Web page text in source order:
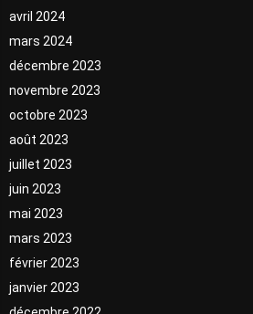
avril 2024
mars 2024
décembre 2023
novembre 2023
octobre 2023
août 2023
juillet 2023
juin 2023
mai 2023
mars 2023
février 2023
janvier 2023